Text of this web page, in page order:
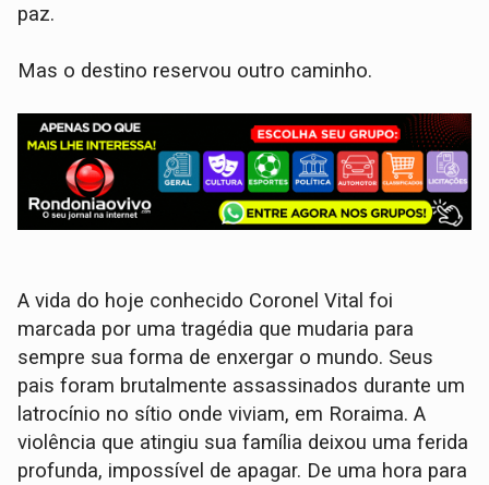
paz.
Mas o destino reservou outro caminho.
A vida do hoje conhecido Coronel Vital foi
marcada por uma tragédia que mudaria para
sempre sua forma de enxergar o mundo. Seus
pais foram brutalmente assassinados durante um
latrocínio no sítio onde viviam, em Roraima. A
violência que atingiu sua família deixou uma ferida
profunda, impossível de apagar. De uma hora para